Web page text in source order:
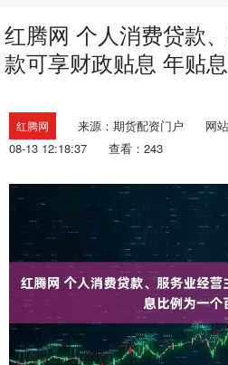
红腾网 个人消费贷款
款可享财政贴息 年贴
红腾网 来源：期货配资门户 网
08-13 12:18:37
查看：243